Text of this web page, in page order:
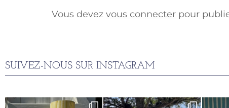
Vous devez vous connecter pour
SUIVEZ-NOUS SUR INSTAGRAM